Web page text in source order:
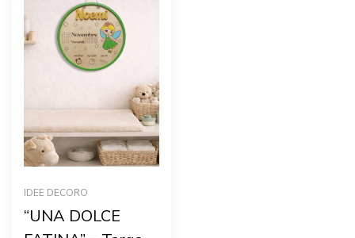
IDEE DECORO
“UNA DOLCE